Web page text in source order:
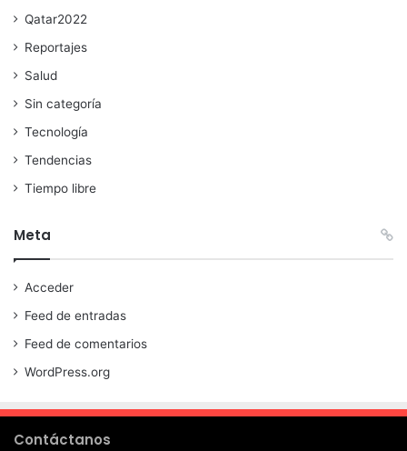
Qatar2022
Reportajes
Salud
Sin categoría
Tecnología
Tendencias
Tiempo libre
Meta
Acceder
Feed de entradas
Feed de comentarios
WordPress.org
Contáctanos